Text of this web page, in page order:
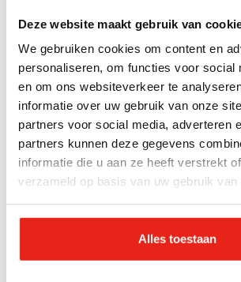
Deze website maakt gebruik van
We gebruiken cookies om content en
personaliseren, om functies voor social
en om ons websiteverkeer te
informatie over uw gebruik van onze
partners voor social media, adverteren
partners kunnen deze gegevens
informatie die u aan ze heeft verstrekt
verzameld op basis van uw gebruik
Alles toestaan
Meer zelfredzaamheid
Stefan: “Sommigen tillen al zwaar
‘vegetarisch’. Daarom leggen we er
nadruk op, waardoor ze soms niet
ze vegetarisch eten.”
De vleesdiscussie verloopt niet
constructief, maar mooie
boventoon, zegt Rebecca. “Over de
alternatieven in huis om zo te laten